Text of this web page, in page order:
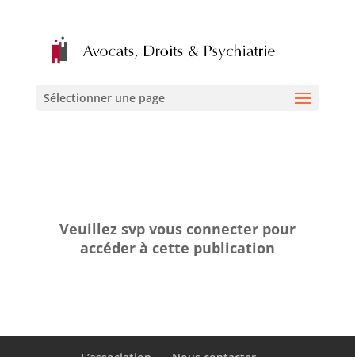
Sélectionner une page
Veuillez svp vous connecter pour
accéder à cette publication